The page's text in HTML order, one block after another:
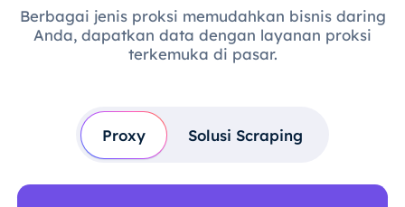
Berbagai jenis proksi memudahkan bisnis daring
Anda, dapatkan data dengan layanan proksi
terkemuka di pasar.
Proxy Solusi Scraping